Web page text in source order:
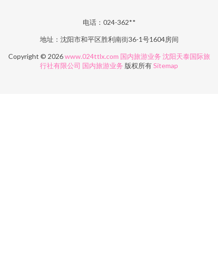
电话：024-362**
地址：沈阳市和平区胜利南街36-1号1604房间
Copyright © 2026www.024ttlx.com 国内旅游业务 沈阳天泰国际旅
行社有限公司 国内旅游业务 版权所有Sitemap